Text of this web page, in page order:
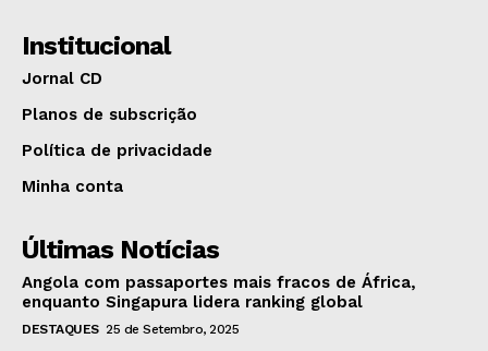
Institucional
Jornal CD
Planos de subscrição
Política de privacidade
Minha conta
Últimas Notícias
Angola com passaportes mais fracos de África,
enquanto Singapura lidera ranking global
DESTAQUES 25 de Setembro, 2025